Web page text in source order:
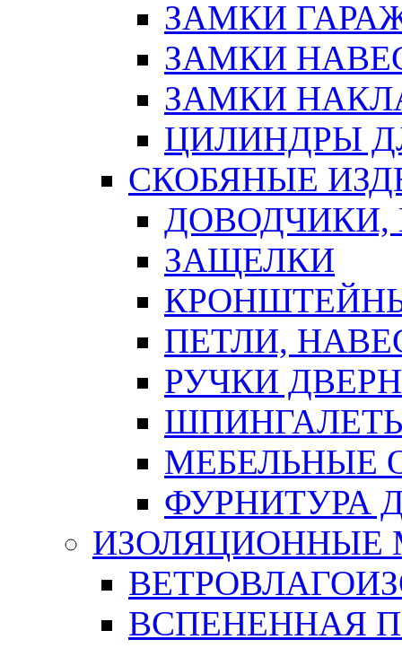
ЗАМКИ
ЗАМКИ
ЗАМКИ
ЦИЛИНДРЫ
СКОБЯНЫЕ
ЗАЩЕЛКИ
ПЕТЛИ,
РУЧКИ
МЕБЕЛЬНЫЕ
ФУРНИТУРА
ИЗОЛЯЦИОННЫЕ
ВСПЕНЕННАЯ